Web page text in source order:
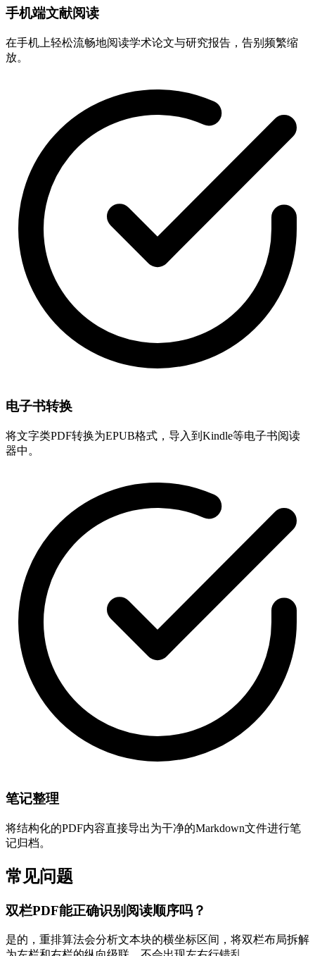
手机端文献阅读
在手机上轻松流畅地阅读学术论文与研究报告，告别频繁缩
放。
电子书转换
将文字类PDF转换为EPUB格式，导入到Kindle等电子书阅读
器中。
笔记整理
将结构化的PDF内容直接导出为干净的Markdown文件进行笔
记归档。
常见问题
双栏PDF能正确识别阅读顺序吗？
是的，重排算法会分析文本块的横坐标区间，将双栏布局拆解